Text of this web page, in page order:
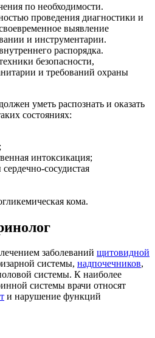
по необходимости.
проведения диагностики и
выявление
и инструментарии.
распорядка.
безопасности,
и требований охраны
уметь распознать и оказать
состояниях:
интоксикация;
сосудистая
кома.
заболеваний щитовидной
системы, надпочечников,
системы. К наиболее
системы врачи относят
и нарушение функций